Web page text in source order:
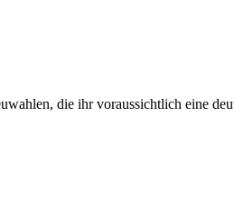
die ihr voraussichtlich eine